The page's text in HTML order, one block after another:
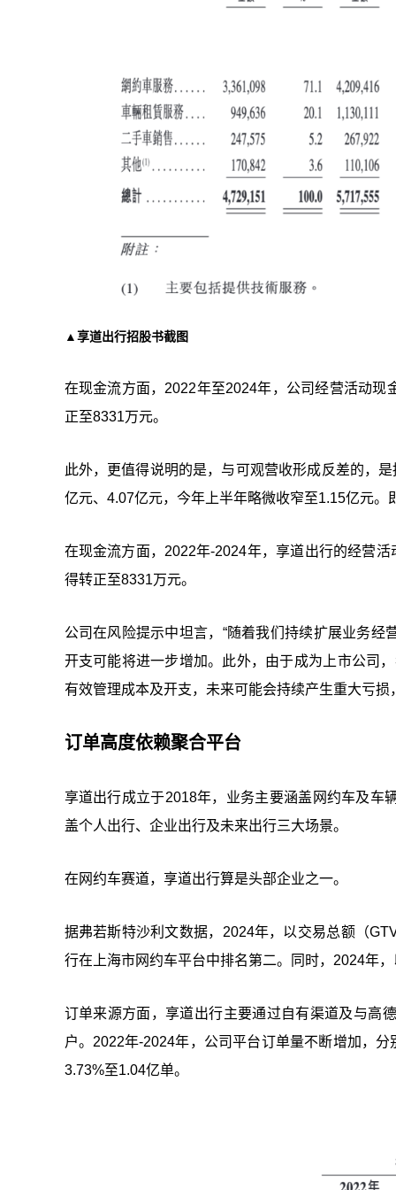
▲享道出行招股书截图
在现金流方面，2022年至2024年，公司经营活动
正至8331万元。
此外，更值得说明的是，与可观营收形成反差的，
亿元、4.07亿元，今年上半年略微收窄至1.15亿元
在现金流方面，2022年-2024年，享道出行的经营
得转正至8331万元。
公司在风险提示中坦言，“随着我们持续扩展业务
开支可能将进一步增加。此外，由于成为上市公司
有效管理成本及开支，未来可能会持续产生重大亏
订单高度依赖聚合平台
享道出行成立于2018年，业务主要涵盖网约车及车
盖个人出行、企业出行及未来出行三大场景。
在网约车赛道，享道出行算是头部企业之一。
据弗若斯特沙利文数据，2024年，以交易总额（
行在上海市网约车平台中排名第二。同时，2024年
订单来源方面，享道出行主要通过自有渠道及与高
户。2022年-2024年，公司平台订单量不断增加，
3.73%至1.04亿单。